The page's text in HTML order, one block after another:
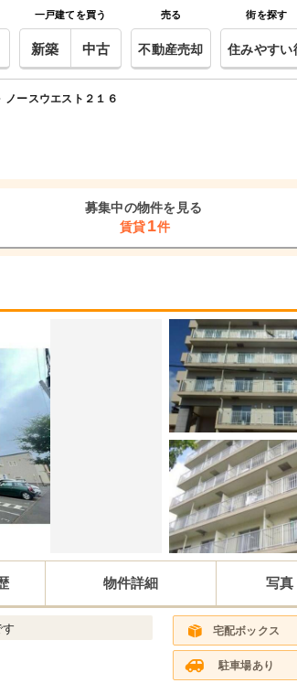
一戸建てを買う
新築 中古
売る
不動産売却
街を探す
住みやすい
ノースウエスト２１６
募集中の物件を見る
賃貸1件
物件詳細 写真
宅配ボックス
駐車場あり